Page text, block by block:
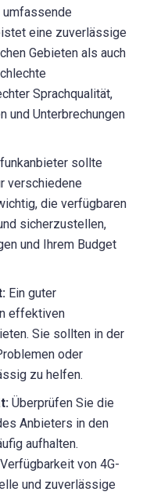
eine zuverlässige
Gebieten als auch
Sprachqualität,
und Unterbrechungen
sollte
verschiedene
die verfügbaren
sicherzustellen,
und Ihrem Budget
Ein guter
effektiven
Sie sollten in der
oder
zu helfen.
Überprüfen Sie die
Anbieters in den
aufhalten.
von 4G-
und zuverlässige